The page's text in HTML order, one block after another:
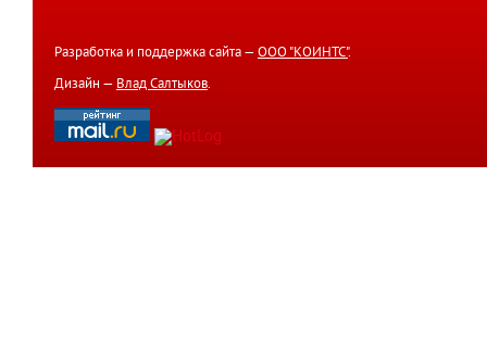
Разработка и поддержка сайта — ООО "КОИНТС".
Дизайн — Влад Салтыков.